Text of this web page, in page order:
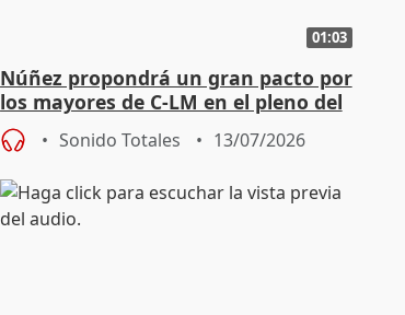
01:03
Núñez propondrá un gran pacto por
los mayores de C-LM en el pleno del
jueves
Sonido Totales 13/07/2026